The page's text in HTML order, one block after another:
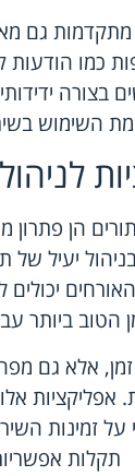
גם
כמו הודעות
בצורה
השימוש
הן פתרון
יעיל של
הטוב ביותר
אלא גם
אלו
על זמינות
תקלות